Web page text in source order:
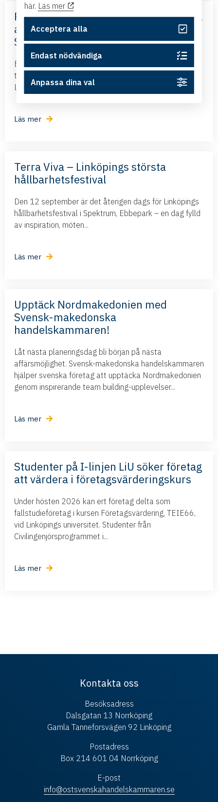
Frihandelsavtalet med Mercosur – nya
affärsmöjligheter – med Business
Sweden
Business Swedens kontor i Brasilien och Argentina
tillsammans med ambassadören i Brasilien kommer till
Linköping och presenterar det nya frihandelsavtalet...
Läs mer
Terra Viva – Linköpings största
hållbarhetsfestival
Den 12 september är det återigen dags för Linköpings
hållbarhetsfestival i Spektrum, Ebbepark – en dag fylld
av inspiration, möten...
Läs mer
Upptäck Nordmakedonien med
Svensk-makedonska
handelskammaren!
Låt nästa planeringsdag bli början på nästa
affärsmöjlighet. Svensk-makedonska handelskammaren
hjälper svenska företag att upptäcka Nordmakedonien
genom inspirerande team building-upplevelser...
Läs mer
Studenter på I-linjen LiU söker företag
att värdera i företagsvärderingskurs
Under hösten 2026 kan ert företag delta som
fallstudieföretag i kursen Företagsvärdering, TEIE66,
vid Linköpings universitet. Studenter från
Civilingenjörsprogrammet i...
Läs mer
Kontakta oss
Besöksadress
Dalsgatan 13 Norrköping
Gamla Tanneforsvägen 92 Linköping
Postadress
Box 214 601 04 Norrköping
E-post
info@ostsvenskahandelskammaren.se
här. Läs mer
Acceptera alla
Endast nödvändiga
Anpassa dina val